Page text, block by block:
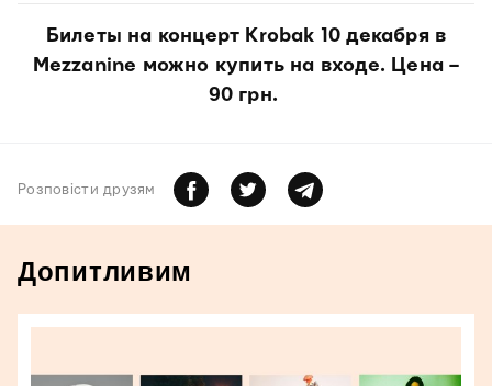
Билеты на концерт Krobak 10 декабря в
Mezzanine можно купить на входе. Цена –
90 грн.
Розповiсти друзям
Допитливим